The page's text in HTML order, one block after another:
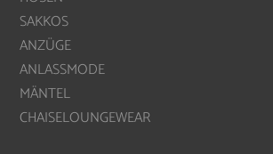
SAKKOS
ANZÜGE
ANLASSMODE
MÄNTEL
CHAISELOUNGEWEAR